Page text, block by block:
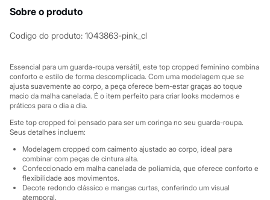
Sapatilhas
Marcas
Mindset
Sawary
Yessica
Moda esportiva
Acessórios
Blusas
Calçados
Leggings
Shorts e Bermudas
Tops
Moda íntima
Calcinhas
Sobre o produto
Codigo do produto: 1043863-pink_cl
Essencial para um guarda-roupa versátil, este top cropped feminino combina
conforto e estilo de forma descomplicada. Com uma modelagem que se
ajusta suavemente ao corpo, a peça oferece bem-estar graças ao toque
macio da malha canelada. É o item perfeito para criar looks modernos e
práticos para o dia a dia.
Este top cropped foi pensado para ser um coringa no seu guarda-roupa.
Seus detalhes incluem:
Modelagem cropped com caimento ajustado ao corpo, ideal para
combinar com peças de cintura alta.
Confeccionado em malha canelada de poliamida, que oferece conforto e
flexibilidade aos movimentos.
Decote redondo clássico e mangas curtas, conferindo um visual
atemporal.